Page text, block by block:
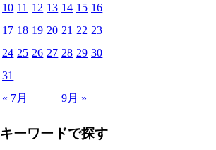
« 7月 9月 »
10 11 12 13 14 15 16
17 18 19 20 21 22 23
24 25 26 27 28 29 30
31
キーワードで探す